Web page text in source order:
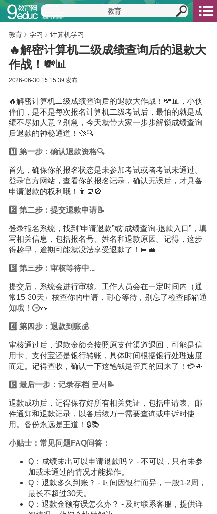
教育 》 学习 》 计算机学习
🔥解密计算机二级成绩查询后的退款大
作战！💸📊
2026-06-30 15:15:39 发布
🔥解密计算机二级成绩查询后的退款大作战！💸📊，小伙
伴们，是不是每次报名计算机二级考试后，最怕的就是成
绩不尽如人意？别急，今天就带大家一步步解锁成绩查询
后退款的神秘通道！🚀🔍
1️⃣ 第一步：确认退款资格🔍
首先，确保你的报名状态是未参加考试或者考试未通过。
登录官方网站，查看你的报名记录，确认无误后，才具备
申请退款的权利哦！👩‍💻🚫
2️⃣ 第二步：提交退款申请📝
登录报名系统，找到“申请退款”或“成绩查询-退款入口”，填
写相关信息，包括报名号、姓名和退款原因。记得，这步
得趁早，逾期可能就没法享受退款了！📅💼
3️⃣ 第三步：审核等待中...
提交后，系统会进行审核。工作人员会在一定时间内（通
常15-30天）核查你的申请，耐心等待，别忘了检查邮箱通
知哦！🕒👀
4️⃣ 第四步：退款到账💰
审核通过后，退款金额会按照原支付渠道退回，可能是信
用卡、支付宝还是银行转账，具体时间根据银行处理速度
而定。记得查收，确认一下这笔钱是否真的回来了！💳💸
5️⃣ 最后一步：记录存档 문서📝
退款成功后，记得保存好所有相关凭证，包括申请表、邮
件通知和退款记录，以备后续万一需要查询或申诉时使
用。备份永远是王道！🔒📚
小贴士：常见问题FAQ问答：
Q：成绩未出可以申请退款吗？ - 不可以，只有未参
加或未通过的情况才能操作。
Q：退款多久到账？ - 时间因银行而异，一般1-2周，
最长不超过30天。
Q：退款金额有误怎么办？ - 及时联系客服，提供详